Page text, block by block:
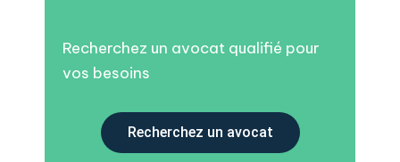
Recherchez un avocat qualifié pour
vos besoins
Recherchez un avocat